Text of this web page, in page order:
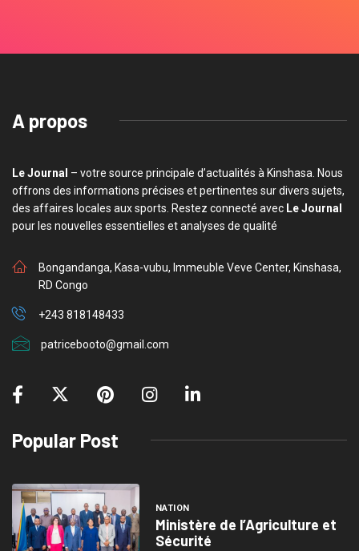
A propos
Le Journal – votre source principale d’actualités à Kinshasa. Nous
offrons des informations précises et pertinentes sur divers sujets,
des affaires locales aux sports. Restez connecté avec Le Journal
pour les nouvelles essentielles et analyses de qualité
Bongandanga, Kasa-vubu, Immeuble Veve Center, Kinshasa,
RD Congo
+243 818148433
patricebooto@gmail.com
Popular Post
NATION
Ministère de l’Agriculture et
Sécurité